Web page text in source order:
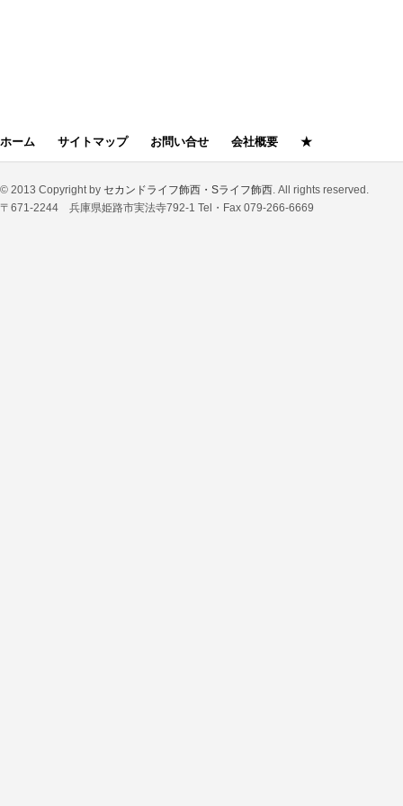
ホーム サイトマップ お問い合せ 会社概要 ★
© 2013 Copyright by セカンドライフ飾西・Sライフ飾西. All rights reserved.
〒671-2244 兵庫県姫路市実法寺792-1 Tel・Fax 079-266-6669